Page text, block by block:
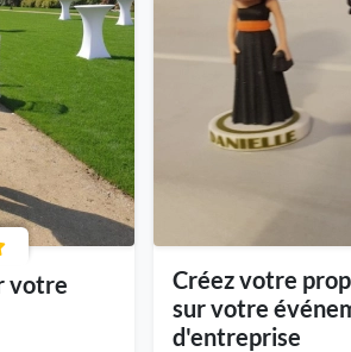
votre
Créez votre
sur votre
d'entreprise